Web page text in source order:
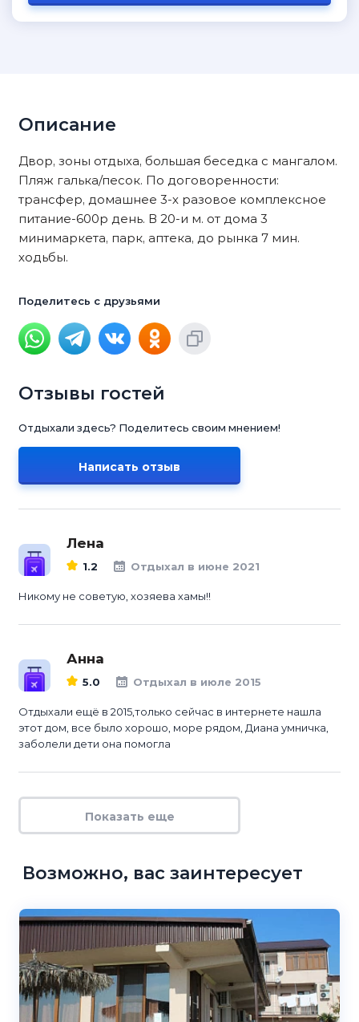
Описание
Двор, зоны отдыха, большая беседка с мангалом.
Пляж галька/песок. По договоренности:
трансфер, домашнее 3-х разовое комплексное
питание-600р день. В 20-и м. от дома 3
минимаркета, парк, аптека, до рынка 7 мин.
ходьбы.
Поделитесь с друзьями
Отзывы гостей
Отдыхали здесь? Поделитесь своим мнением!
Написать отзыв
Лена
1.2 Отдыхал в июне 2021
Никому не советую, хозяева хамы!!
Анна
5.0 Отдыхал в июле 2015
Отдыхали ещё в 2015,только сейчас в интернете нашла
этот дом, все было хорошо, море рядом, Диана умничка,
заболели дети она помогла
Показать еще
Возможно, вас заинтересует